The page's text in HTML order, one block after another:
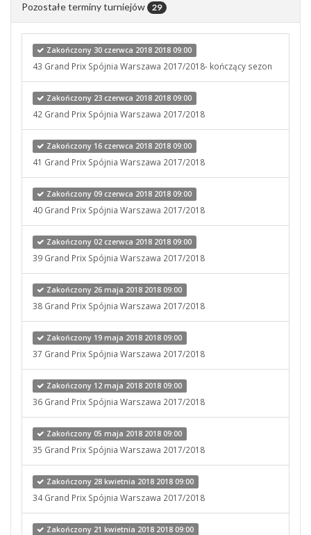
Pozostałe terminy turniejów 29
Zakończony 30 czerwca 2018 2018 09:00
43 Grand Prix Spójnia Warszawa 2017/2018- kończący sezon
Zakończony 23 czerwca 2018 2018 09:00
42 Grand Prix Spójnia Warszawa 2017/2018
Zakończony 16 czerwca 2018 2018 09:00
41 Grand Prix Spójnia Warszawa 2017/2018
Zakończony 09 czerwca 2018 2018 09:00
40 Grand Prix Spójnia Warszawa 2017/2018
Zakończony 02 czerwca 2018 2018 09:00
39 Grand Prix Spójnia Warszawa 2017/2018
Zakończony 26 maja 2018 2018 09:00
38 Grand Prix Spójnia Warszawa 2017/2018
Zakończony 19 maja 2018 2018 09:00
37 Grand Prix Spójnia Warszawa 2017/2018
Zakończony 12 maja 2018 2018 09:00
36 Grand Prix Spójnia Warszawa 2017/2018
Zakończony 05 maja 2018 2018 09:00
35 Grand Prix Spójnia Warszawa 2017/2018
Zakończony 28 kwietnia 2018 2018 09:00
34 Grand Prix Spójnia Warszawa 2017/2018
Zakończony 21 kwietnia 2018 2018 09:00